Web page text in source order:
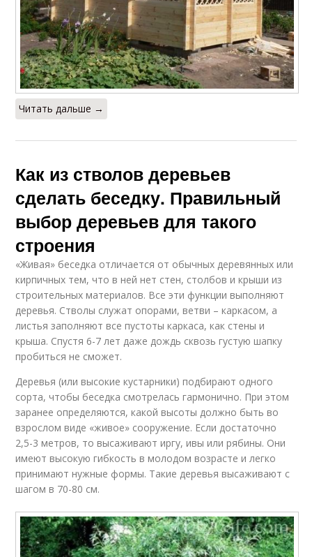
Читать дальше →
Как из стволов деревьев
сделать беседку. Правильный
выбор деревьев для такого
строения
«Живая» беседка отличается от обычных деревянных или
кирпичных тем, что в ней нет стен, столбов и крыши из
строительных материалов. Все эти функции выполняют
деревья. Стволы служат опорами, ветви – каркасом, а
листья заполняют все пустоты каркаса, как стены и
крыша. Спустя 6-7 лет даже дождь сквозь густую шапку
пробиться не сможет.
Деревья (или высокие кустарники) подбирают одного
сорта, чтобы беседка смотрелась гармонично. При этом
заранее определяются, какой высоты должно быть во
взрослом виде «живое» сооружение. Если достаточно
2,5-3 метров, то высаживают иргу, ивы или рябины. Они
имеют высокую гибкость в молодом возрасте и легко
принимают нужные формы. Такие деревья высаживают с
шагом в 70-80 см.